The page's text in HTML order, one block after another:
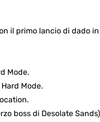
il primo lancio di dado
Mode.
Mode.
boss di Desolate